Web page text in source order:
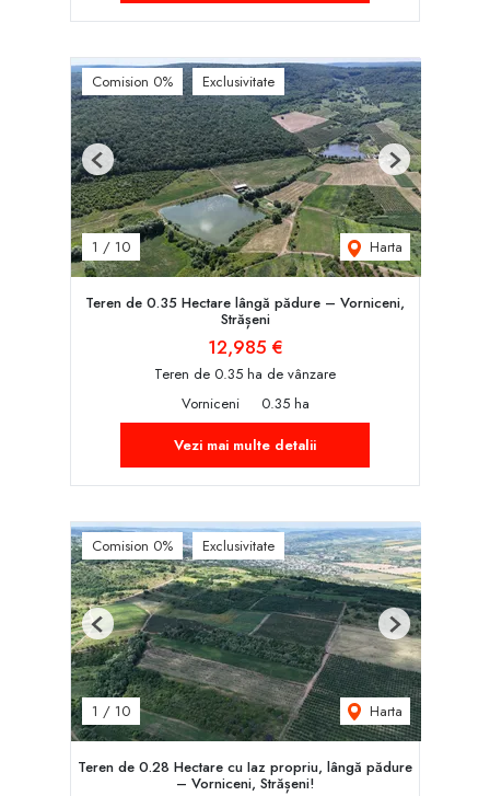
Comision 0% Exclusivitate
1 / 10 Harta
Previous Next
Teren de 0.35 Hectare lângă pădure – Vorniceni,
Strășeni
12,985 €
Teren de 0.35 ha de vânzare
Vorniceni
0.35 ha
Vezi mai multe detalii
Comision 0% Exclusivitate
1 / 10 Harta
Previous Next
Teren de 0.28 Hectare cu Iaz propriu, lângă pădure
– Vorniceni, Strășeni!